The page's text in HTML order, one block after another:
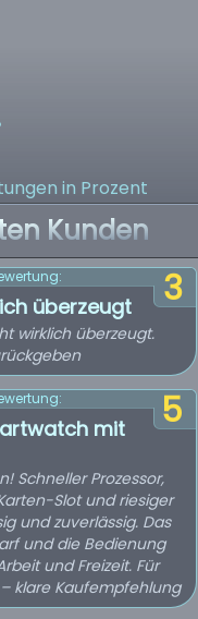
in Prozent
Kunden
3
überzeugt
wirklich überzeugt.
5
mit
Schneller Prozessor,
Slot und riesiger
und zuverlässig. Das
und die Bedienung
und Freizeit. Für
klare Kaufempfehlung